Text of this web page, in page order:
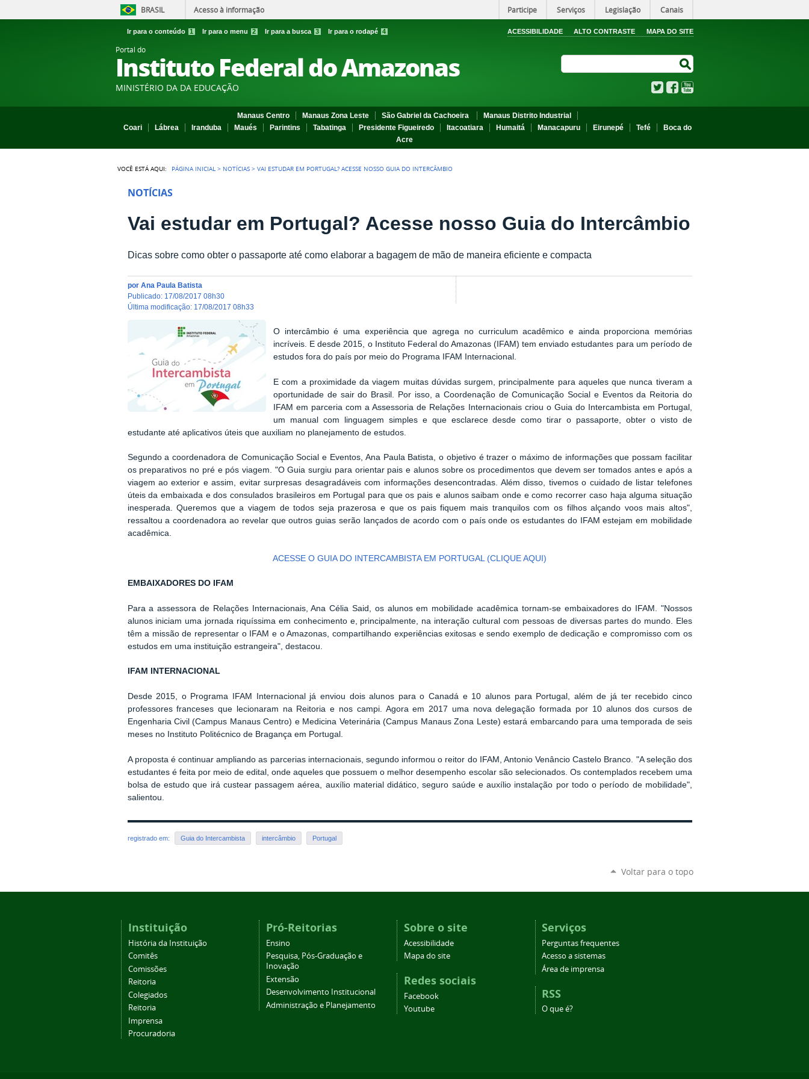
BRASIL Acesso à informação Participe Serviços Legislação Canais
Ir para o conteúdo 1 Ir para o menu 2 Ir para a busca 3 Ir para o rodapé 4 ACESSIBILIDADE ALTO CONTRASTE MAPA DO SITE
Portal do
Instituto Federal do Amazonas
MINISTÉRIO DA DA EDUCAÇÃO TwitterFacebook
Manaus Centro Manaus Zona Leste São Gabriel da Cachoeira
Manaus Distrito Industrial
Coari
Lábrea Iranduba Maués Parintins Tabatinga Presidente Figueiredo Itacoatiara Humaitá Manacapuru Eirunepé Tefé
Boca do
Acre
VOCÊ ESTÁ AQUI: PÁGINA INICIAL > NOTÍCIAS >VAI ESTUDAR EM PORTUGAL? ACESSE NOSSO GUIA DO INTERCÂMBIO
NOTÍCIAS
Vai estudar em Portugal? Acesse nosso Guia do Intercâmbio
Dicas sobre como obter o passaporte até como elaborar a bagagem de mão de maneira eficiente e compacta
por Ana Paula Batista
publicado: 17/08/2017 08h30
última modificação: 17/08/2017 08h33
O intercâmbio é uma experiência que agrega no curriculum acadêmico e ainda proporciona memórias
incríveis. E desde 2015, o Instituto Federal do Amazonas (IFAM) tem enviado estudantes para um período de
estudos fora do país por meio do Programa IFAM Internacional.
E com a proximidade da viagem muitas dúvidas surgem, principalmente para aqueles que nunca tiveram a
oportunidade de sair do Brasil. Por isso, a Coordenação de Comunicação Social e Eventos da Reitoria do
IFAM em parceria com a Assessoria de Relações Internacionais criou o Guia do Intercambista em Portugal,
um manual com linguagem simples e que esclarece desde como tirar o passaporte, obter o visto de
estudante até aplicativos úteis que auxiliam no planejamento de estudos.
Segundo a coordenadora de Comunicação Social e Eventos, Ana Paula Batista, o objetivo é trazer o máximo de informações que possam facilitar
os preparativos no pré e pós viagem. "O Guia surgiu para orientar pais e alunos sobre os procedimentos que devem ser tomados antes e após a
viagem ao exterior e assim, evitar surpresas desagradáveis com informações desencontradas. Além disso, tivemos o cuidado de listar telefones
úteis da embaixada e dos consulados brasileiros em Portugal para que os pais e alunos saibam onde e como recorrer caso haja alguma situação
inesperada. Queremos que a viagem de todos seja prazerosa e que os pais fiquem mais tranquilos com os filhos alçando voos mais altos",
ressaltou a coordenadora ao revelar que outros guias serão lançados de acordo com o país onde os estudantes do IFAM estejam em mobilidade
acadêmica.
ACESSE O GUIA DO INTERCAMBISTA EM PORTUGAL (CLIQUE AQUI)
EMBAIXADORES DO IFAM
Para a assessora de Relações Internacionais, Ana Célia Said, os alunos em mobilidade acadêmica tornam-se embaixadores do IFAM. "Nossos
alunos iniciam uma jornada riquíssima em conhecimento e, principalmente, na interação cultural com pessoas de diversas partes do mundo. Eles
têm a missão de representar o IFAM e o Amazonas, compartilhando experiências exitosas e sendo exemplo de dedicação e compromisso com os
estudos em uma instituição estrangeira", destacou.
IFAM INTERNACIONAL
Desde 2015, o Programa IFAM Internacional já enviou dois alunos para o Canadá e 10 alunos para Portugal, além de já ter recebido cinco
professores franceses que lecionaram na Reitoria e nos campi. Agora em 2017 uma nova delegação formada por 10 alunos dos cursos de
Engenharia Civil (Campus Manaus Centro) e Medicina Veterinária (Campus Manaus Zona Leste) estará embarcando para uma temporada de seis
meses no Instituto Politécnico de Bragança em Portugal.
A proposta é continuar ampliando as parcerias internacionais, segundo informou o reitor do IFAM, Antonio Venâncio Castelo Branco. "A seleção dos
estudantes é feita por meio de edital, onde aqueles que possuem o melhor desempenho escolar são selecionados. Os contemplados recebem uma
bolsa de estudo que irá custear passagem aérea, auxílio material didático, seguro saúde e auxílio instalação por todo o período de mobilidade",
salientou.
registrado em: Guia do Intercambista intercâmbio Portugal
Voltar para o topo
Instituição
História da Instituição
Comitês
Comissões
Reitoria
Colegiados
Reitoria
Imprensa
Procuradoria
Pró-Reitorias
Ensino
Pesquisa, Pós-Graduação e
Inovação
Extensão
Desenvolvimento Institucional
Administração e Planejamento
Sobre o site
Acessibilidade
Mapa do site
Redes sociais
Facebook
Youtube
Serviços
Perguntas frequentes
Acesso a sistemas
Área de imprensa
RSS
O que é?